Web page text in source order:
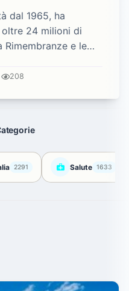
dal 1965, ha
24 milioni di
e le
208
2291 Salute 1633